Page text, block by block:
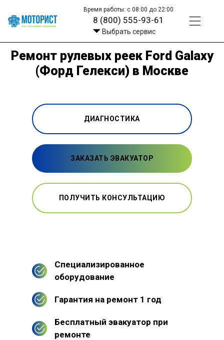
Время работы: с 08:00 до 22:00
8 (800) 555-93-61
Выбрать сервис
Ремонт рулевых реек Ford Galaxy
(Форд Гелекси) в Москве
ДИАГНОСТИКА
ЗАКАЗАТЬ ЭВАКУАТОР
ПОЛУЧИТЬ КОНСУЛЬТАЦИЮ
Специализированное
оборудование
Гарантия на ремонт 1 год
Бесплатный эвакуатор при
ремонте